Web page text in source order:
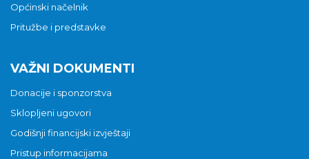
Općinski načelnik
Pritužbe i predstavke
VAŽNI DOKUMENTI
Donacije i sponzorstva
Sklopljeni ugovori
Godišnji financijski izvještaji
Pristup informacijama